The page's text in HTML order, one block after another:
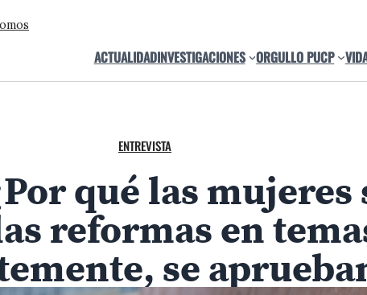
ACTUALIDADINVESTIGACIONES ORGULLO PUCP
ENTREVISTA
qué las
reformas en
se